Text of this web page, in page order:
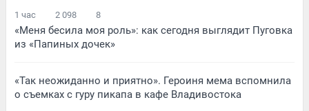
1 час 2 098 8
«Меня бесила моя роль»: как сегодня выглядит Пуговка
из «Папиных дочек»
«Так неожиданно и приятно». Героиня мема вспомнила
о съемках с гуру пикапа в кафе Владивостока